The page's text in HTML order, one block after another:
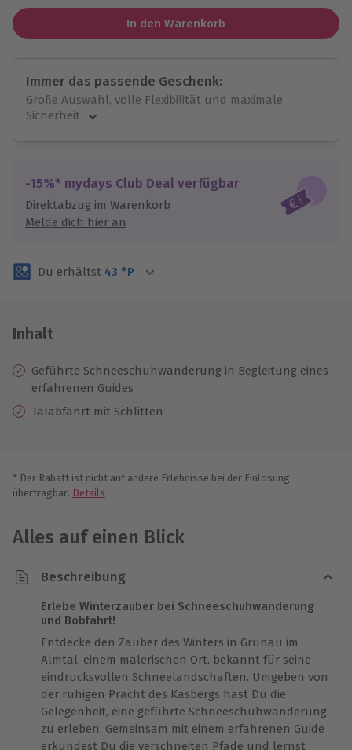
In den Warenkorb
Immer das passende Geschenk:
Große Auswahl, volle Flexibilität und maximale
Sicherheit
Jeder Gutschein für alle Erlebnisse einlösbar.
Maximale Sicherheit
3 Jahre gültig & verlängerbar.
-15%* mydays Club Deal verfügbar
Direktabzug im Warenkorb
Melde dich hier an
Du erhältst 43 °P
Inhalt
Geführte Schneeschuhwanderung in Begleitung eines
erfahrenen Guides
Talabfahrt mit Schlitten
* Der Rabatt ist nicht auf andere Erlebnisse bei der Einlösung
übertragbar. Details
Alles auf einen Blick
Beschreibung
Erlebe Winterzauber bei Schneeschuhwanderung
und Bobfahrt!
Entdecke den Zauber des Winters in Grünau im
Almtal, einem malerischen Ort, bekannt für seine
eindrucksvollen Schneelandschaften. Umgeben von
der ruhigen Pracht des Kasbergs hast Du die
Gelegenheit, eine geführte Schneeschuhwanderung
zu erleben. Gemeinsam mit einem erfahrenen Guide
erkundest Du die verschneiten Pfade und lernst